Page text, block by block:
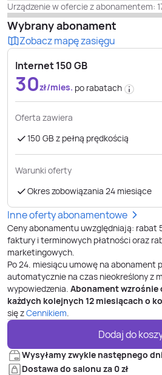
Urządzenie w ofercie z abonamentem:
Wybrany abonament
Zobacz mapę zasięgu
Internet 150 GB
30zł/mies. po rabatach
Oferta zawiera
150 GB z pełną prędkością
Warunki oferty
Okres zobowiązania 24 miesiące
Inne oferty abonamentowe
Ceny abonamentu uwzględniają: rabat
faktury i terminowych płatności oraz
marketingowych.
Po24. miesiącu umowę na abonament
automatycznie na czas nieokreślony z
wypowiedzenia. Abonament wzrośnie
każdych kolejnych 12 miesiącach o
się zCennikiem.
Dodaj do
Wysyłamy zwykle następnego
Dostawa do salonu za 0 zł